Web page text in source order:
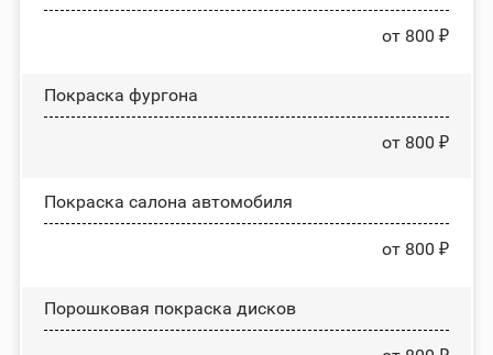
от 800 ₽
Покраска фургона
от 800 ₽
Покраска салона автомобиля
от 800 ₽
Порошковая покраска дисков